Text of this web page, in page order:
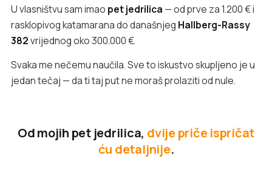
U vlasništvu sam imao pet jedrilica — od prve za 1.200 € i
rasklopivog katamarana do današnjeg Hallberg-Rassy
382vrijednog oko 300.000 €.
Svaka me nečemu naučila. Sve to iskustvo skupljeno je u
jedan tečaj — da ti taj put ne moraš prolaziti od nule.
Od mojih pet jedrilica, dvije priče ispričat
ću detaljnije.